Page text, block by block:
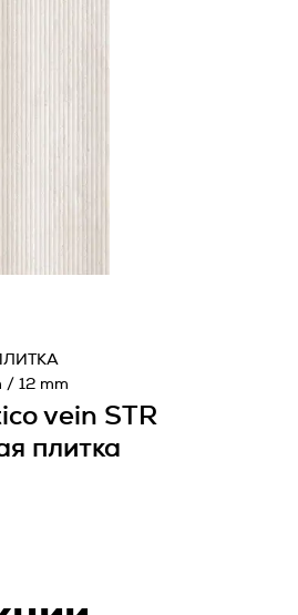
vein STR
плитка
/ 12 mm